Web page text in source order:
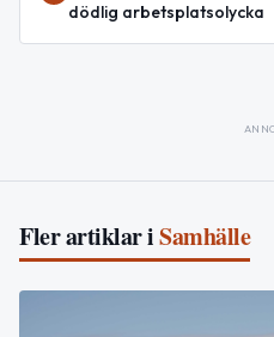
dödlig arbetsplatsolycka
Fler artiklar iSamhälle